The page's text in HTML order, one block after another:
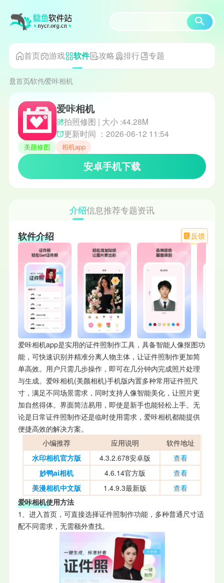
首页 游戏 软件 攻略 排行 专题
首页软件爱咔相机
爱咔相机
拍照修图 | 大小 :44.28M
更新时间 ：2026-06-12 11:54
美颜修图 相机app
安卓手机下载
介绍信息推荐专题资讯
反馈
软件介绍
爱咔相机app是实用的证件照制作工具，具备智能人像抠图功
能，可快速识别并精准分离人物主体，让证件照制作更加简
单高效。用户只需几步操作，即可在几分钟内完成照片处理
与生成。爱咔相机(美颜相机)手机版内置多种常用证件照尺
寸，满足不同场景需求，同时支持人像智能美化，让照片更
加自然得体。界面简洁易用，即使是新手也能轻松上手。无
论是日常证件照制作还是临时使用需求，爱咔相机都能提供
便捷高效的解决方案。
小编推荐
应用说明
软件地址
水印相机官方版
4.3.2.678安卓版
查看
妙鸭ai相机
4.6.14官方版
查看
美漫相机中文版
1.4.9.3最新版
查看
爱咔相机使用方法
1、进入首页，可直接选择证件照制作功能，多种普通尺寸适
配不同需求，无需额外查找。